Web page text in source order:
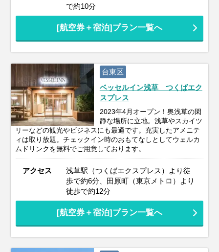
で約10分
[航空券＋宿泊]プラン一覧へ
台東区
ベッセルイン浅草 つくばエク
スプレス
2023年4月オープン！奥浅草の閑
静な場所に立地。浅草やスカイツ
リーなどの観光やビジネスにも最適です。充実したアメニテ
ィは取り放題。チェックイン時のおもてなしとしてウェルカ
ムドリンクを無料でご用意しております。
アクセス
浅草駅（つくばエクスプレス）より徒
歩で約6分、田原町（東京メトロ）より
徒歩で約12分
[航空券＋宿泊]プラン一覧へ